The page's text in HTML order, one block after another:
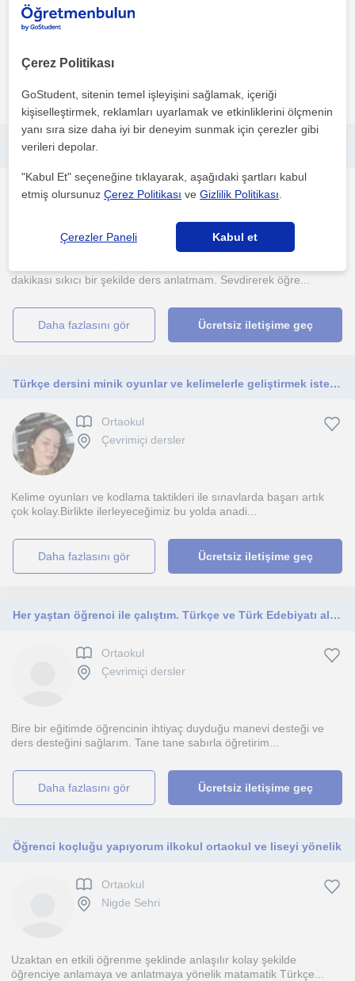
Türkçe Öğretmenliği mezunuyum. Türkçe eğitimi alanında yüksek
daha fazlasını gör Ücretsiz iletişime geç
Ortaokul
dakikası sıkıcı bir şekilde ders anlatmam. Sevdirerek öğre...
daha fazlasını gör Ücretsiz iletişime geç
Türkçe dersini minik oyunlar ve kelimelerle geliştirmek ister misin? Hadi başlayalım.
Ortaokul
Çevrimiçi dersler
Kelime oyunları ve kodlama taktikleri ile sınavlarda başarı artık
çok kolay.Birlikte ilerleyeceğimiz bu yolda anadi...
daha fazlasını gör Ücretsiz iletişime geç
Her yaştan öğrenci ile çalıştım. Türkçe ve Türk Edebiyatı alanında yardımcı olurum. Alanımda doktora öğrencisiyim.
Ortaokul
Çevrimiçi dersler
Bire bir eğitimde öğrencinin ihtiyaç duyduğu manevi desteği ve
ders desteğini sağlarım. Tane tane sabırla öğretirim...
daha fazlasını gör Ücretsiz iletişime geç
Öğrenci koçluğu yapıyorum ilkokul ortaokul ve liseyi yönelik
Ortaokul
Nigde Sehri
Uzaktan en etkili öğrenme şeklinde anlaşılır kolay şekilde
öğrenciye anlamaya ve anlatmaya yönelik matamatik Türkçe...
Çerez Politikası
GoStudent, sitenin temel işleyişini sağlamak, içeriği
kişiselleştirmek, reklamları uyarlamak ve etkinliklerini ölçmenin
yanı sıra size daha iyi bir deneyim sunmak için çerezler gibi
verileri depolar.
"Kabul Et" seçeneğine tıklayarak, aşağıdaki şartları kabul
etmiş olursunuzÇerez Politikası veGizlilik Politikası
Çerezler Paneli Kabul et